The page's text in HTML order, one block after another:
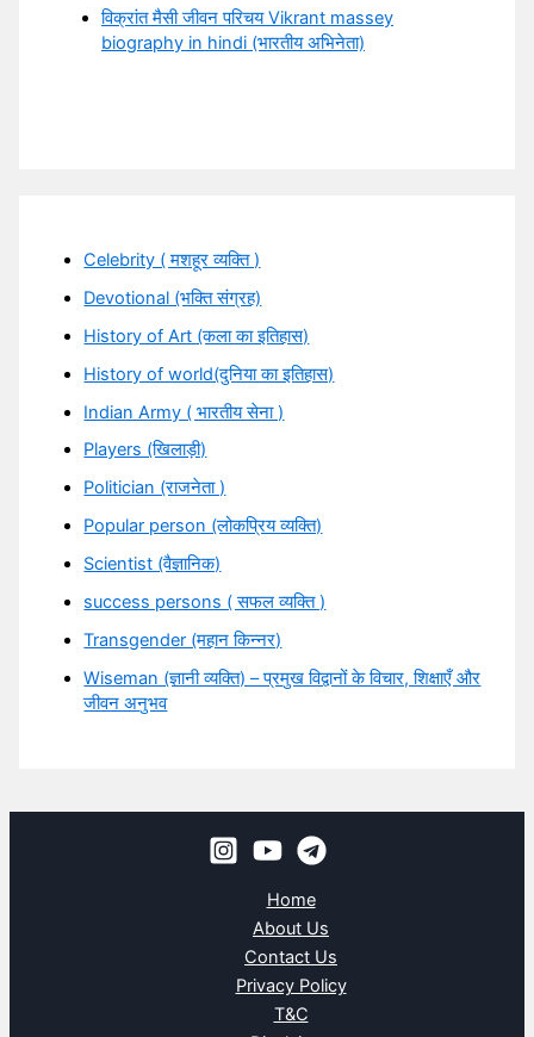
विक्रांत मैसी जीवन परिचय Vikrant massey
biography in hindi (भारतीय अभिनेता)
Celebrity ( मशहूर व्यक्ति )
Devotional (भक्ति संग्रह)
History of Art (कला का इतिहास)
History of world(दुनिया का इतिहास)
Indian Army ( भारतीय सेना )
Players (खिलाड़ी)
Politician (राजनेता )
Popular person (लोकप्रिय व्यक्ति)
Scientist (वैज्ञानिक)
success persons ( सफल व्यक्ति )
Transgender (महान किन्नर)
Wiseman (ज्ञानी व्यक्ति) – प्रमुख विद्वानों के विचार, शिक्षाएँ और
जीवन अनुभव
Home
About Us
Contact Us
Privacy Policy
T&C